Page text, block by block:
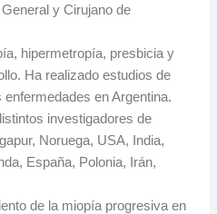
y Cirujano de
hipermetropía, presbicia y
Ha realizado estudios de
en Argentina.
investigadores de
Noruega, USA, India,
España, Polonia, Irán,
de la miopía progresiva en